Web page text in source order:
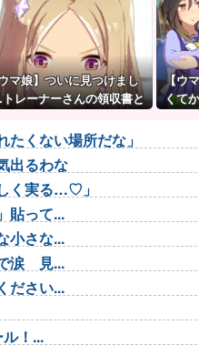
マ娘】ついに見つけまし
レーナーさんの領収書と
【ウ
くて
くない場所だな」
出るわな
く実る…♡」
貼って...
小さな...
涙 見...
ださい...
！...